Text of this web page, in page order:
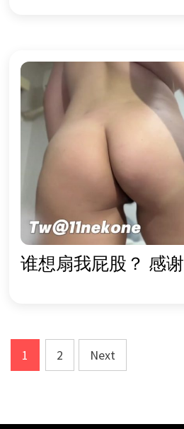
谁想扇我屁股？ 感谢
Posts
pagination
1 2 Next